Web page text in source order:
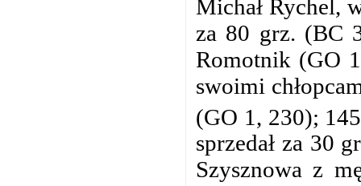
Michał Rychel,
za 80 grz. (BC
Romotnik (GO
swoimi
(GO 1, 230);
sprzedał za 30
Szysznowa z